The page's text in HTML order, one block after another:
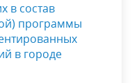
в состав
программы
в городе